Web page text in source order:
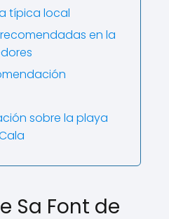
típica local
en la
sobre la playa
Sa Font de